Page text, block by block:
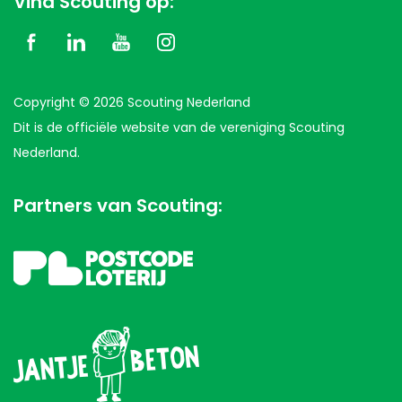
Copyright © 2026 Scouting Nederland
Dit is de officiële website van de vereniging Scouting
Nederland.
Partners van Scouting: